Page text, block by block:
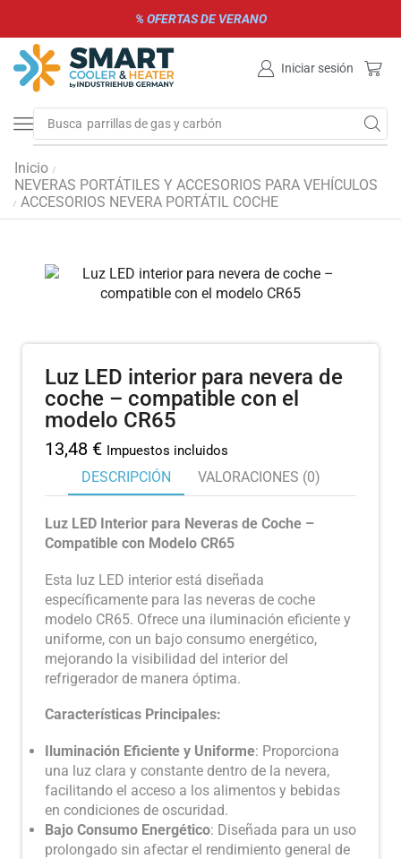
% OFERTAS DE VERANO
Iniciar sesión
Busca parrillas de gas y carbón
Inicio /
NEVERAS PORTÁTILES Y ACCESORIOS PARA VEHÍCULOS
/ ACCESORIOS NEVERA PORTÁTIL COCHE
Luz LED interior para nevera de
coche – compatible con el
modelo CR65
13,48 € Impuestos incluidos
DESCRIPCIÓN VALORACIONES (0)
Luz LED Interior para Neveras de Coche –
Compatible con Modelo CR65
Esta luz LED interior está diseñada
específicamente para las neveras de coche
modelo CR65. Ofrece una iluminación eficiente y
uniforme, con un bajo consumo energético,
mejorando la visibilidad del interior del
refrigerador de manera óptima.
Características Principales:
Iluminación Eficiente y Uniforme: Proporciona
una luz clara y constante dentro de la nevera,
facilitando el acceso a los alimentos y bebidas
en condiciones de oscuridad.
Bajo Consumo Energético: Diseñada para un uso
prolongado sin afectar el rendimiento general de